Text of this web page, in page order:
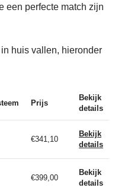
een perfecte match zijn
huis vallen, hieronder
Prijs
Bekijk
details
€341,10
Bekijk
details
€399,00
Bekijk
details